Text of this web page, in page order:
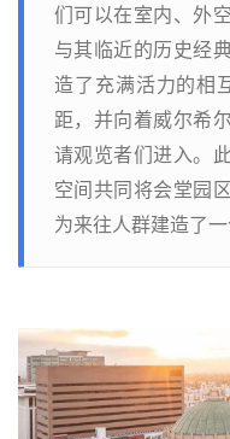
们可以在室内、外
与其临近的历史经
造了充满活力的相
距，并向着威尔希
请观览者们进入。
空间共同将会堂园
为来往人群建造了